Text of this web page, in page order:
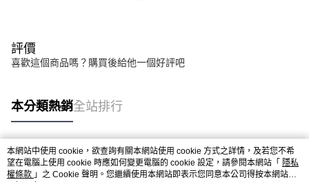
評價
喜歡這個商品嗎？購買後給他一個好評吧
本分類熱銷全站排行
熱門標籤
本網站中使用 cookie，欲查詢有關本網站使用 cookie 方式之詳情，及若您不希
望在電腦上使用 cookie 時應如何變更電腦的 cookie 設定，請參閱本網站「 隱私
權條款 」之 Cookie 聲明。您繼續使用本網站即表示您同意本公司得按本網站使